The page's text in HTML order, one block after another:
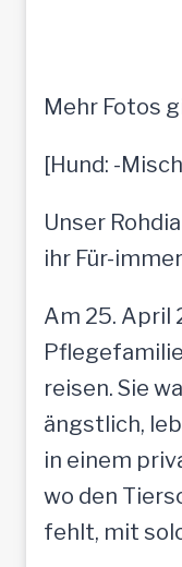
Mehr Fotos
[Hund: -
Unser
ihr Für-
Am 25. April
reisen. Sie
ängstlich,
in einem
wo den
fehlt, mit